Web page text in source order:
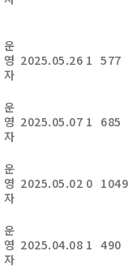
운
영
자
2025.05.26 1 577
운
영
자
2025.05.07 1 685
운
영
자
2025.05.02 0 1049
운
영
자
2025.04.08 1 490